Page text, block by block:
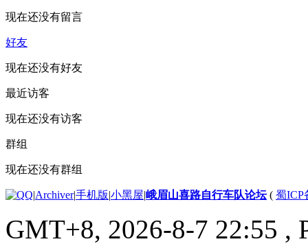
现在还没有留言
好友
现在还没有好友
最近访客
现在还没有访客
群组
现在还没有群组
|Archiver|手机版|小黑屋|峨眉山喜路自行车队论坛( 蜀ICP
GMT+8, 2026-8-7 22:55 ,